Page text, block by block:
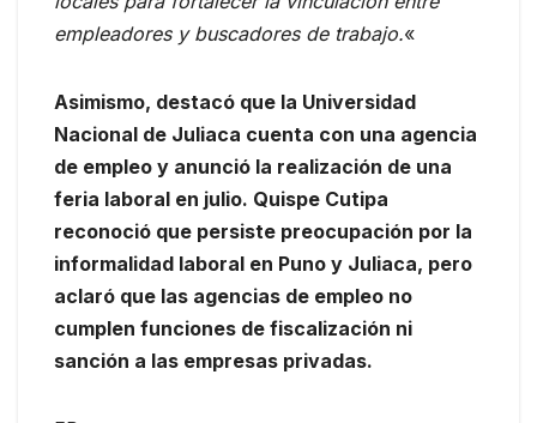
empleadores y buscadores de trabajo.«
Asimismo, destacó que la Universidad
Nacional de Juliaca cuenta con una agencia
de empleo y anunció la realización de una
feria laboral en julio. Quispe Cutipa
reconoció que persiste preocupación por la
informalidad laboral en Puno y Juliaca, pero
aclaró que las agencias de empleo no
cumplen funciones de fiscalización ni
sanción a las empresas privadas.